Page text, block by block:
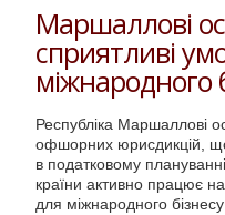
Маршаллові
сприятливі
міжнародного
Республіка Маршаллові
офшорних юрисдикцій,
в податковому
країни активно працює
для міжнародного